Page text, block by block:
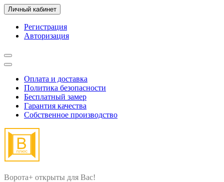
Личный кабинет
Регистрация
Авторизация
Оплата и доставка
Политика безопасности
Бесплатный замер
Гарантия качества
Собственное производство
Ворота+ открыты для Вас!